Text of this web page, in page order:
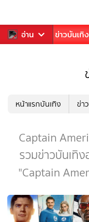
อ่าน
ฬา ข่าว ข่าวบันเทิง
หน้าแรกบันเทิง ข่า
Captain
รวมข่าวบันเทิ
"Captain